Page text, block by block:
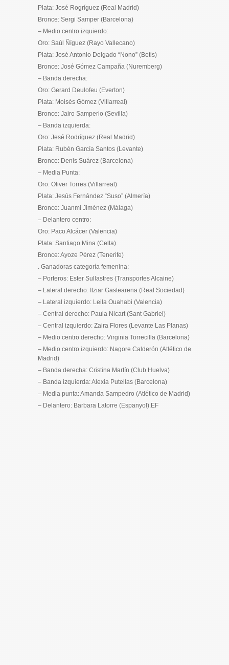
Plata: José Rogríguez (Real Madrid)
Bronce: Sergi Samper (Barcelona)
– Medio centro izquierdo:
Oro: Saúl Ñíguez (Rayo Vallecano)
Plata: José Antonio Delgado “Nono” (Betis)
Bronce: José Gómez Campaña (Nuremberg)
– Banda derecha:
Oro: Gerard Deulofeu (Everton)
Plata: Moisés Gómez (Villarreal)
Bronce: Jairo Samperio (Sevilla)
– Banda izquierda:
Oro: Jesé Rodríguez (Real Madrid)
Plata: Rubén García Santos (Levante)
Bronce: Denis Suárez (Barcelona)
– Media Punta:
Oro: Oliver Torres (Villarreal)
Plata: Jesús Fernández “Suso” (Almería)
Bronce: Juanmi Jiménez (Málaga)
– Delantero centro:
Oro: Paco Alcácer (Valencia)
Plata: Santiago Mina (Celta)
Bronce: Ayoze Pérez (Tenerife)
. Ganadoras categoría femenina:
– Porteros: Ester Sullastres (Transportes Alcaine)
– Lateral derecho: Itziar Gastearena (Real Sociedad)
– Lateral izquierdo: Leila Ouahabi (Valencia)
– Central derecho: Paula Nicart (Sant Gabriel)
– Central izquierdo: Zaira Flores (Levante Las Planas)
– Medio centro derecho: Virginia Torrecilla (Barcelona)
– Medio centro izquierdo: Nagore Calderón (Atlético de
Madrid)
– Banda derecha: Cristina Martín (Club Huelva)
– Banda izquierda: Alexia Putellas (Barcelona)
– Media punta: Amanda Sampedro (Atlético de Madrid)
– Delantero: Barbara Latorre (Espanyol).EF